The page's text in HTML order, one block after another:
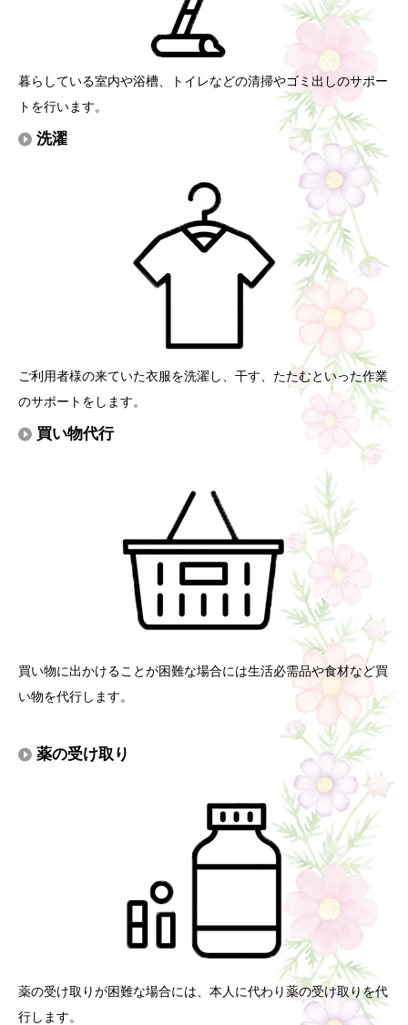
暮らしている室内や浴槽、トイレなどの清掃やゴミ出しのサポー
トを行います。
洗濯
ご利用者様の来ていた衣服を洗濯し、干す、たたむといった作業
のサポートをします。
買い物代行
買い物に出かけることが困難な場合には生活必需品や食材など買
い物を代行します。
薬の受け取り
薬の受け取りが困難な場合には、本人に代わり薬の受け取りを代
行します。